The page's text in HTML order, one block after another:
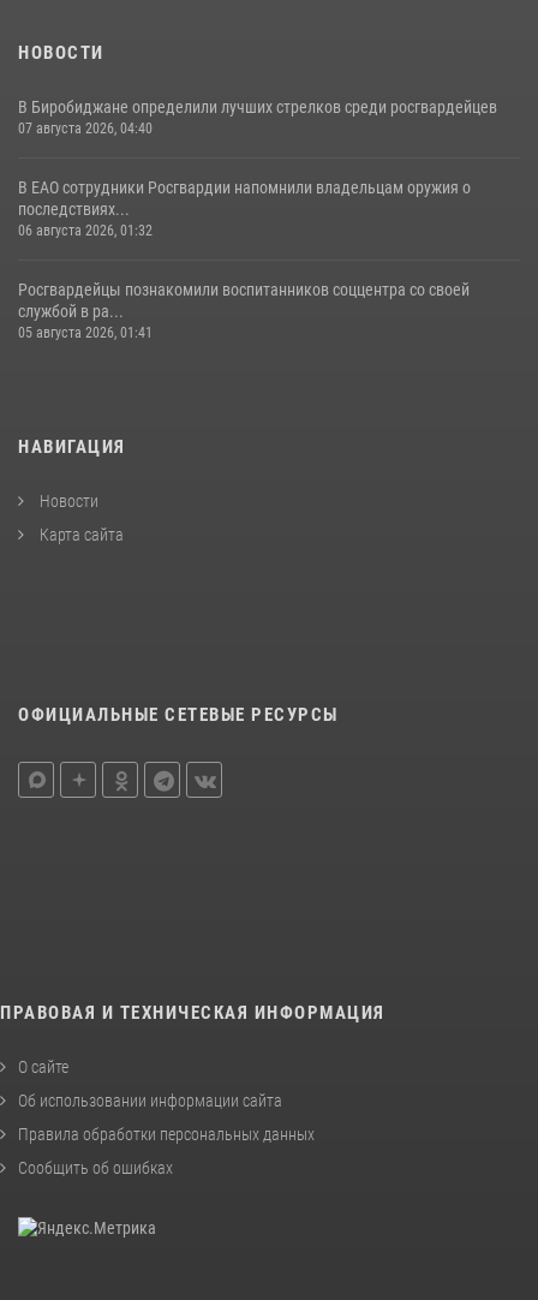
НОВОСТИ
В Биробиджане определили лучших стрелков среди росгвардейцев
07 августа 2026, 04:40
В ЕАО сотрудники Росгвардии напомнили владельцам оружия о
последствиях...
06 августа 2026, 01:32
Росгвардейцы познакомили воспитанников соццентра со своей
службой в ра...
05 августа 2026, 01:41
НАВИГАЦИЯ
Новости
Карта сайта
ОФИЦИАЛЬНЫЕ СЕТЕВЫЕ РЕСУРСЫ
ПРАВОВАЯ И ТЕХНИЧЕСКАЯ ИНФОРМАЦИЯ
О сайте
Об использовании информации сайта
Правила обработки персональных данных
Сообщить об ошибках